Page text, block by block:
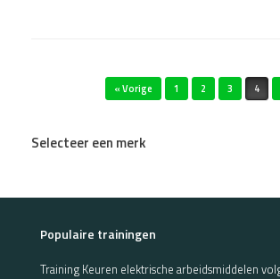
Bericht navigatie« Vorige 1 2 3 4
Selecteer een merk
Populaire trainingen
Training Keuren elektrische arbeidsmiddelen